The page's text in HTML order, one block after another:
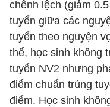
chênh lệch (giảm
tuyển giữa các
tuyển theo nguyện
thể, học sinh không
tuyển NV2 nhưng
điểm chuẩn trúng
điểm. Học sinh